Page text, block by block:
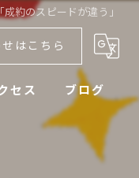
約のスピードが違う」
はこちら
セス ブログ